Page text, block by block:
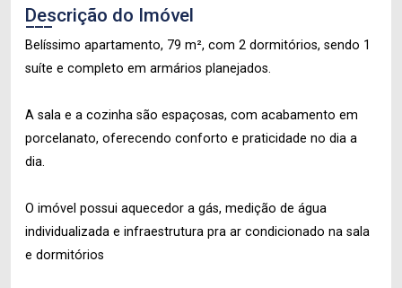
Descrição do Imóvel
Belíssimo apartamento, 79 m², com 2 dormitórios, sendo 1
suíte e completo em armários planejados.
A sala e a cozinha são espaçosas, com acabamento em
porcelanato, oferecendo conforto e praticidade no dia a
dia.
O imóvel possui aquecedor a gás, medição de água
individualizada e infraestrutura pra ar condicionado na sala
e dormitórios